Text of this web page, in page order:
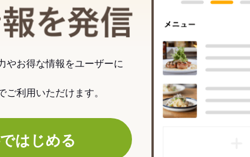
食べログでお店の情報を発信
やお得な情報をユーザーに
利用いただけます。
はじめる